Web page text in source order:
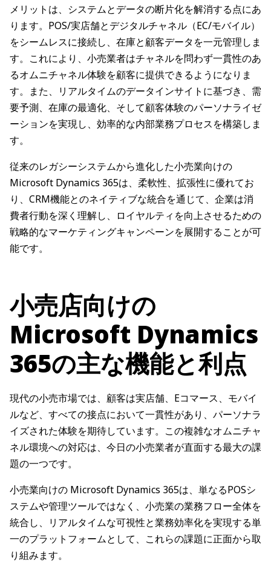
メリットは、システムとデータの断片化を解消する点にあ
ります。POS/実店舗とデジタルチャネル（EC/モバイル）
をシームレスに接続し、在庫と顧客データを一元管理しま
す。これにより、小売業者はチャネルを問わず一貫性のあ
るオムニチャネル体験を顧客に提供できるようになりま
す。また、リアルタイムのデータインサイトに基づき、需
要予測、在庫の最適化、そして顧客体験のパーソナライゼ
ーションを実現し、効率的な内部業務プロセスを構築しま
す。
従来のレガシーシステムから進化した小売業向けの
Microsoft Dynamics 365は、柔軟性、拡張性に優れてお
り、CRM機能とのネイティブな統合を通じて、企業は消
費者行動を深く理解し、ロイヤルティを向上させるための
戦略的なマーケティングキャンペーンを展開することが可
能です。
小売店向けの
Microsoft Dynamics
365の主な機能と利点
現代の小売市場では、顧客は実店舗、Eコマース、モバイ
ルなど、すべての接点において一貫性があり、パーソナラ
イズされた体験を期待しています。この複雑なオムニチャ
ネル環境への対応は、今日の小売業者が直面する最大の課
題の一つです。
小売業向けの Microsoft Dynamics 365は、単なるPOSシ
ステムや管理ツールではなく、小売業の業務フロー全体を
統合し、リアルタイムな可視性と業務効率化を実現する単
一のプラットフォームとして、これらの課題に正面から取
り組みます。